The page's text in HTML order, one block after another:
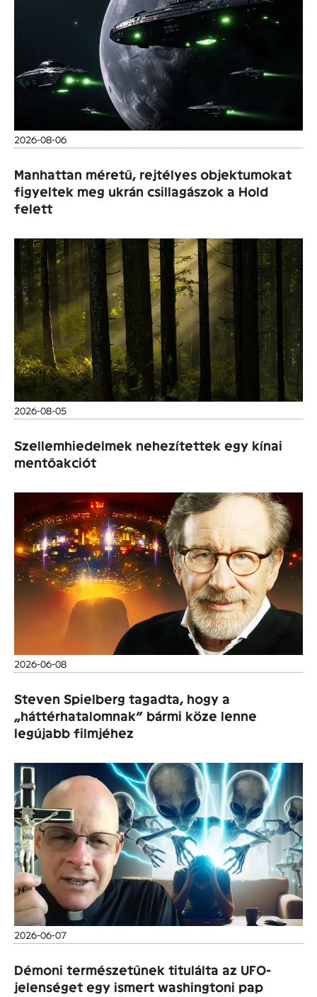
2026-08-06
Manhattan méretű, rejtélyes objektumokat
figyeltek meg ukrán csillagászok a Hold
felett
2026-08-05
Szellemhiedelmek nehezítettek egy kínai
mentőakciót
2026-06-08
Steven Spielberg tagadta, hogy a
„háttérhatalomnak” bármi köze lenne
legújabb filmjéhez
2026-06-07
Démoni természetűnek titulálta az UFO-
jelenséget egy ismert washingtoni pap